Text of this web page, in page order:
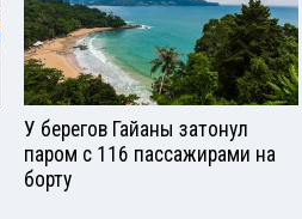
У берегов Гайаны затонул
паром с 116 пассажирами на
борту